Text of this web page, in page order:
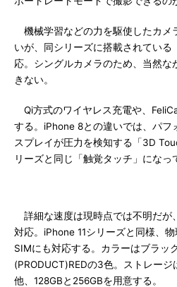
機械学習などの力を駆使したカメ
いが、同シリーズに搭載されている
応。シングルカメラのため、当然
きない。
Qi方式のワイヤレス充電や、
する。iPhone 8との違いでは、パフ
スプレイが圧力を検知する「3D
リーズと同じ「触覚タッチ」になっ
詳細な速度は現時点では不明だが
対応。iPhone 11シリーズと同様、
SIMにも対応する。カラーはブラッ
(PRODUCT)REDの3色。ストレー
他、128GBと256GBを用意する。